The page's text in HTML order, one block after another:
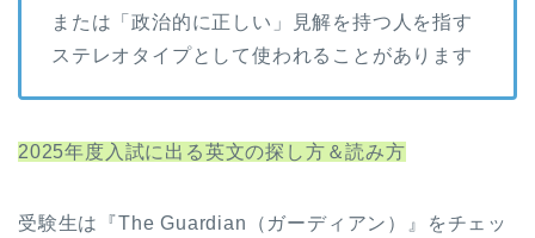
または「政治的に正しい」見解を持つ人を指す
ステレオタイプとして使われることがあります
2025年度入試に出る英文の探し方＆読み方
受験生は『The Guardian（ガーディアン）』をチェッ